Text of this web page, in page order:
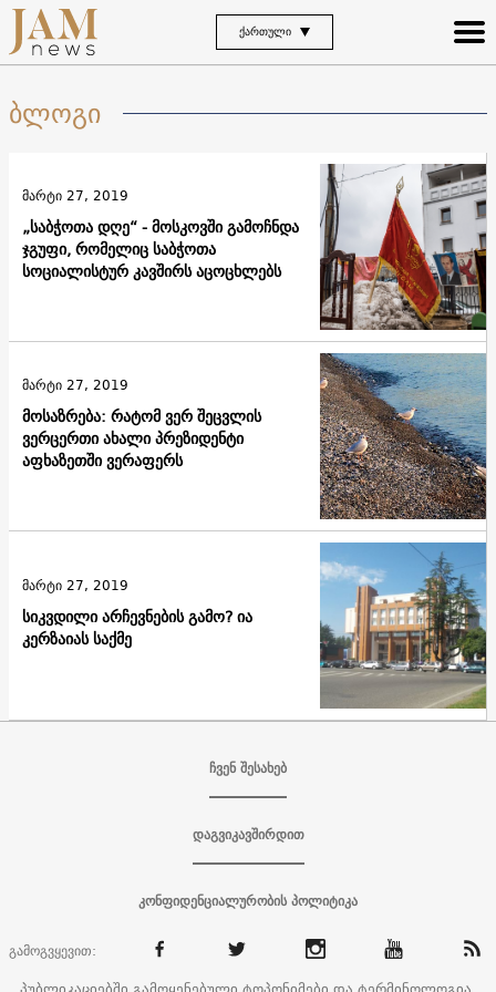
ᲥᲐᲠᲗᲣᲚᲘ
ბლოგი
„საბჭოთა დღე“ - მოსკოვში გამოჩნდა
ჯგუფი, რომელიც საბჭოთა
სოციალისტურ კავშირს აცოცხლებს
მარტი 27, 2019
მოსაზრება: რატომ ვერ შეცვლის
ვერცერთი ახალი პრეზიდენტი
აფხაზეთში ვერაფერს
მარტი 27, 2019
სიკვდილი არჩევნების გამო? ია
კერზაიას საქმე
მარტი 27, 2019
ჩვენ შესახებ
დაგვიკავშირდით
კონფიდენციალურობის პოლიტიკა
გამოგვყევით: